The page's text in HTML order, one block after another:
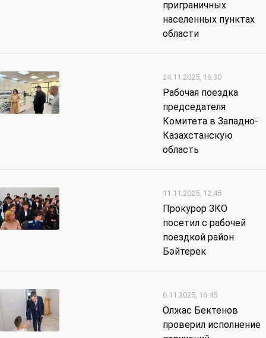
приграничных
населенных пунктах
области
24.11.2025, 16:30
Рабочая поездка
председателя
Комитета в Западно-
Казахстанскую
область
11.11.2025, 12:45
Прокурор ЗКО
посетил с рабочей
поездкой район
Бәйтерек
6.11.2025, 16:45
Олжас Бектенов
проверил исполнение